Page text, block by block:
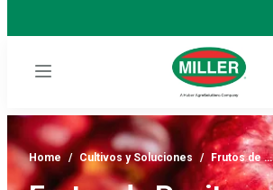
Menu
Home / Cultivos y Soluciones / Frutos de …